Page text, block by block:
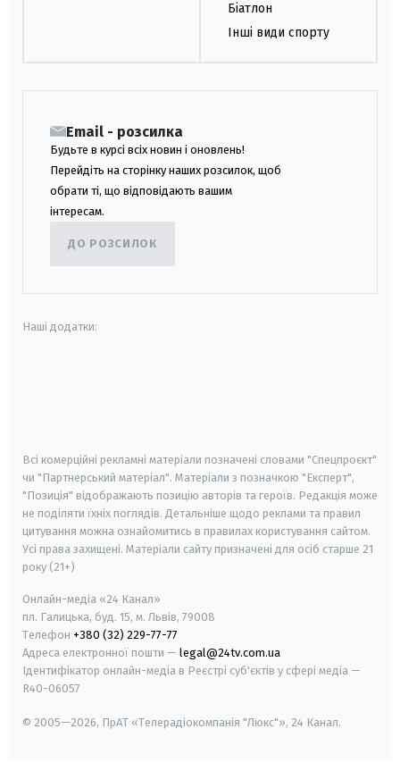
Біатлон
Інші види спорту
Email - розсилка
Будьте в курсі всіх новин і оновлень!
Перейдіть на сторінку наших розсилок, щоб
обрати ті, що відповідають вашим
інтересам.
ДО РОЗСИЛОК
Наші додатки:
Всі комерційні рекламні матеріали позначені словами "Спецпроєкт"
чи "Партнерський матеріал". Матеріали з позначкою "Експерт",
"Позиція" відображають позицію авторів та героїв. Редакція може
не поділяти їхніх поглядів. Детальніше щодо реклами та правил
цитування можна ознайомитись в правилах користування сайтом.
Усі права захищені. Матеріали сайту призначені для осіб старше 21
року (21+)
Онлайн-медіа «24 Канал»
пл. Галицька, буд. 15, м. Львів, 79008
Телефон +380 (32) 229-77-77
Адреса електронної пошти — legal@24tv.com.ua
Ідентифікатор онлайн-медіа в Реєстрі суб'єктів у сфері медіа —
R40-06057
© 2005—2026, ПрАТ «Телерадіокомпанія "Люкс"», 24 Канал.